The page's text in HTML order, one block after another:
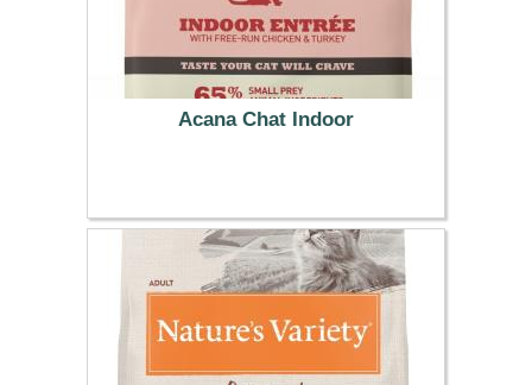
Acana Chat Indoor
38.99 €